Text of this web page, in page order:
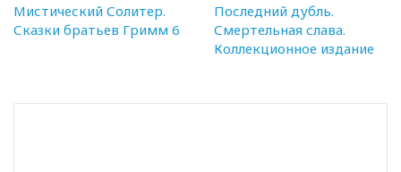
Мистический Солитер.
Сказки братьев Гримм 6
Последний дубль.
Смертельная слава.
Коллекционное издание